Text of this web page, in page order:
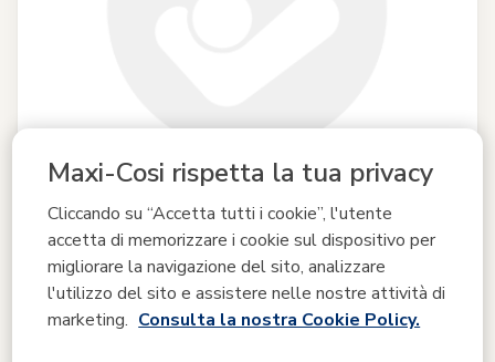
Maxi-Cosi rispetta la tua privacy
Cliccando su “Accetta tutti i cookie”, l'utente
accetta di memorizzare i cookie sul dispositivo per
migliorare la navigazione del sito, analizzare
l'utilizzo del sito e assistere nelle nostre attività di
marketing. Consulta la nostra Cookie Policy.
Confronta
Tiny Love